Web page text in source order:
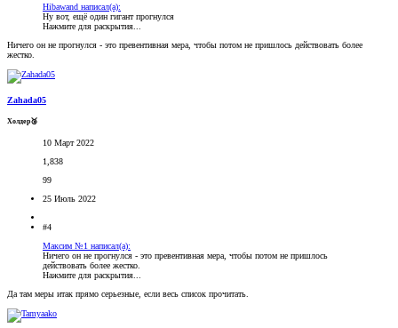
Hibawand написал(а):
Ну вот, ещё один гигант прогнулся
Нажмите для раскрытия...
Ничего он не прогнулся - это превентивная мера, чтобы потом не пришлось действовать более
жестко.
Zahada05
Холдер🥉
10 Март 2022
1,838
99
25 Июль 2022
#4
Максим №1 написал(а):
Ничего он не прогнулся - это превентивная мера, чтобы потом не пришлось
действовать более жестко.
Нажмите для раскрытия...
Да там меры итак прямо серьезные, если весь список прочитать.